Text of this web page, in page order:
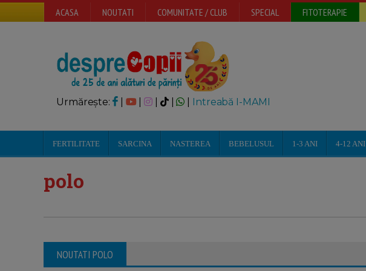
ACASA NOUTATI COMUNITATE / CLUB SPECIAL FITOTERAPIE
Urmărește: | | Intreabă I-MAMI
FERTILITATE SARCINA NASTEREA BEBELUSUL 1-3 ANI 4-12 ANI
polo
NOUTATI POLO